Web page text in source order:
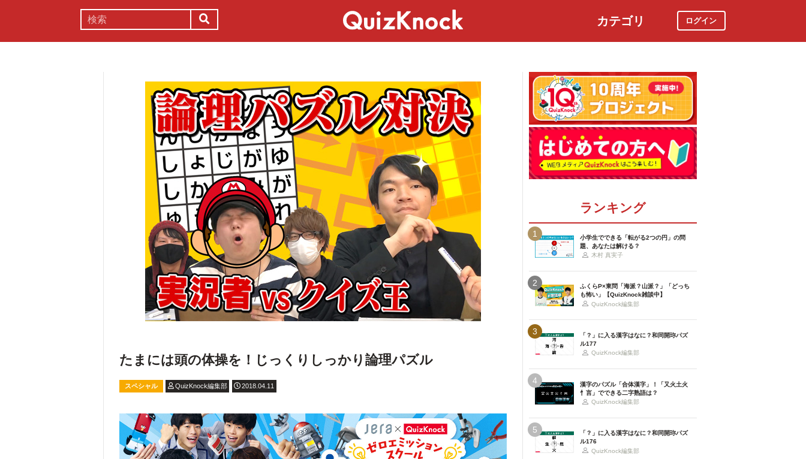
カテゴリ ログイン
たまには頭の体操を！じっくりしっかり論理パズル
スペシャル QuizKnock編集部 2018.04.11
ランキング
1
小学生でできる「転がる2つの円」の問
題、あなたは解ける？
木村 真実子
2
ふくらP×東問「海派？山派？」「どっち
も怖い」【QuizKnock雑談中】
QuizKnock編集部
3
「？」に入る漢字はなに？和同開珎パズ
ル177
QuizKnock編集部
4
漢字のパズル「合体漢字」！「又火土火
忄言」でできる二字熟語は？
QuizKnock編集部
5
「？」に入る漢字はなに？和同開珎パズ
ル176
QuizKnock編集部